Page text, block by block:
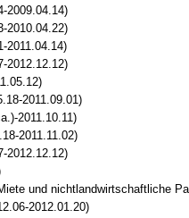
2009.04.14)
2010.04.22)
2011.04.14)
2012.12.12)
2011.09.01)
2011.10.11)
2011.11.02)
2012.12.12)
und nichtlandwirtschaftliche
2012.01.20)